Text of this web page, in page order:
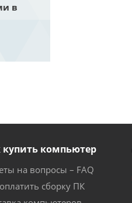
в
купить компьютер
на вопросы – FAQ
сборку ПК